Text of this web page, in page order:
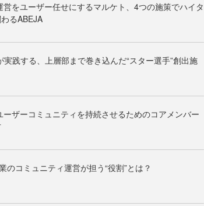
営をユーザー任せにするマルケト、4つの施策でハイタ
るABEJA
実践する、上層部まで巻き込んだ“スター選手”創出施
ーザーコミュニティを持続させるためのコアメンバー
のコミュニティ運営が担う“役割”とは？